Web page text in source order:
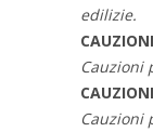
edilizie.
Cauzioni
Cauzioni